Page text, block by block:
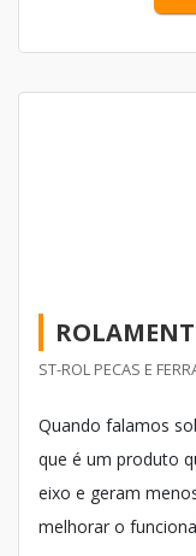
ST-ROL PECAS E
Quando falamos
que é um produto
eixo e geram
melhorar o